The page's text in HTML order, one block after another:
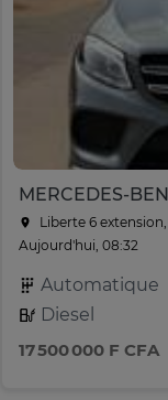
MERCEDES-
Liberte 6
Aujourd'hui, 08:32
Automatique
Diesel
17 500 000 F CFA